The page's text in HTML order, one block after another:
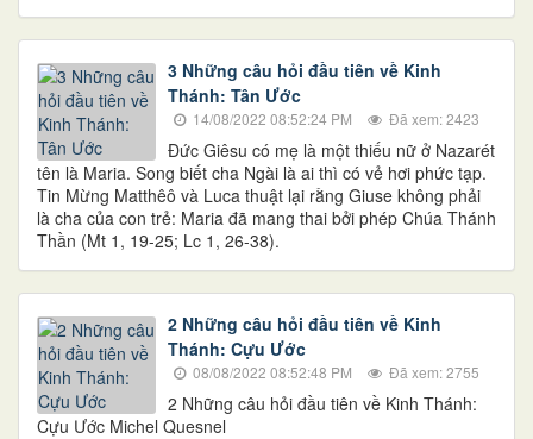
3 Những câu hỏi đầu tiên về Kinh
Thánh: Tân Ước
14/08/2022 08:52:24 PM Đã xem: 2423
Đức Giêsu có mẹ là một thiếu nữ ở Nazarét
tên là Maria. Song biết cha Ngài là ai thì có vẻ hơi phức tạp.
Tin Mừng Matthêô và Luca thuật lại rằng Giuse không phải
là cha của con trẻ: Maria đã mang thai bởi phép Chúa Thánh
Thần (Mt 1, 19-25; Lc 1, 26-38).
2 Những câu hỏi đầu tiên về Kinh
Thánh: Cựu Ước
08/08/2022 08:52:48 PM Đã xem: 2755
2 Những câu hỏi đầu tiên về Kinh Thánh:
Cựu Ước Michel Quesnel